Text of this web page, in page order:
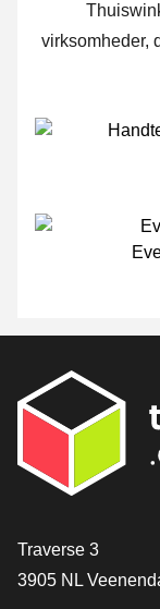
virksomheder,
Traverse 3
3905 NL